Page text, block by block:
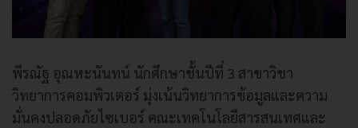
พีรณัฐ อุณหะนันทน์ นักศึกษาชั้นปีที่ 3 สาขาวิชา
วิทยาการคอมพิวเตอร์ มุ่งเน้นวิทยาการข้อมูลและความ
มั่นคงปลอดภัยไซเบอร์ คณะเทคโนโลยีสารสนเทศและ